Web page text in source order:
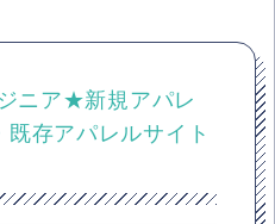
ニア★新規アパレ
存アパレルサイト